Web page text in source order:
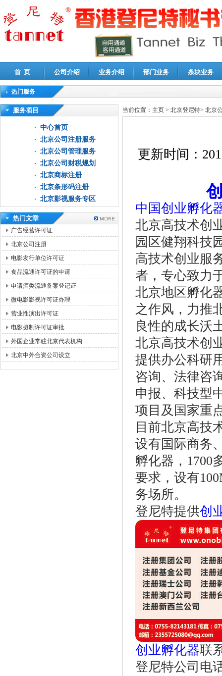
首 页 公司介绍 业务介绍 部门业务 条块业务
热门服务
高新技术企业认定审计|企业所得税汇算清缴申报鉴证
服务项目
中心首页
北京公司注册服务
北京公司管理服务
北京公司财税规划
北京商标注册
北京条形码注册
北京影视服务专区
热门文章
广告经营许可证
北京公司注册
电影发行单位许可证
食品流通许可证的申请
申请酒类流通备案登记证
微电影影视许可证办理
营业性演出许可证
电影摄制许可证审批
外国企业常驻北京代表机构…
北京中外合资公司设立
当前位置： 主页 > 北京登尼特> 北京
更新时间：
中国创业孵化
北京高技术创
园区健翔科技
高技术创业服
者，专心致力
北京地区孵化
之作风，力推
良性的成长沃
北京高技术创
提供办公科研
咨询、法律咨
申报、科技型
项目及国家重
目前北京高技
设有国际商务
孵化器，1700
要求，设有
务场所。
登尼特提供创
创业孵化器联
登尼特公司电